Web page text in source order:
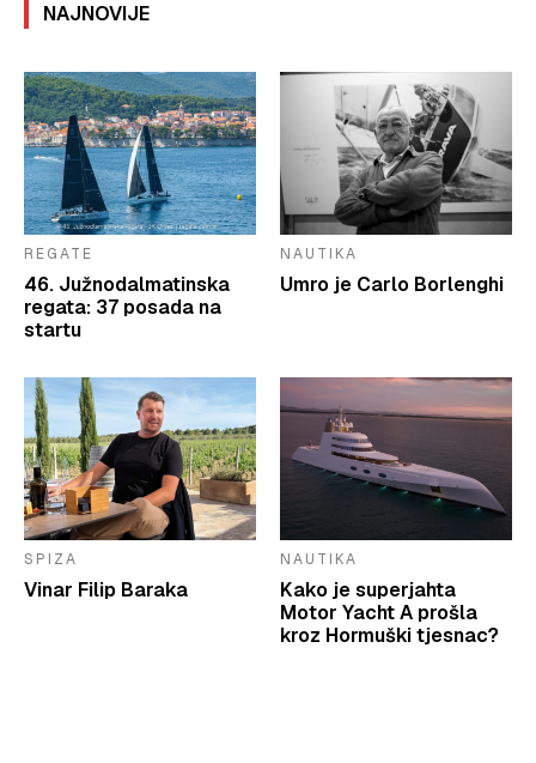
NAJNOVIJE
REGATE
46. Južnodalmatinska
regata: 37 posada na
startu
NAUTIKA
Umro je Carlo Borlenghi
SPIZA
Vinar Filip Baraka
NAUTIKA
Kako je superjahta
Motor Yacht A prošla
kroz Hormuški tjesnac?